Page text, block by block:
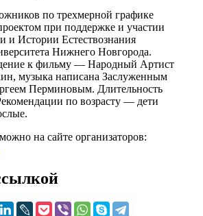
по трехмерной графике
при поддержке и участии
Истории Естествознания
Нижнего Новгорода.
к фильму — Народный Артист
музыка написана Заслуженным
Перминовым. Длительность
по возрасту — дети
на сайте организаторов: